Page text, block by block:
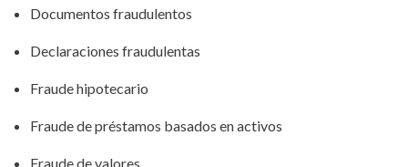
Documentos fraudulentos
Declaraciones fraudulentas
Fraude hipotecario
Fraude de préstamos basados en activos
Fraude de valores